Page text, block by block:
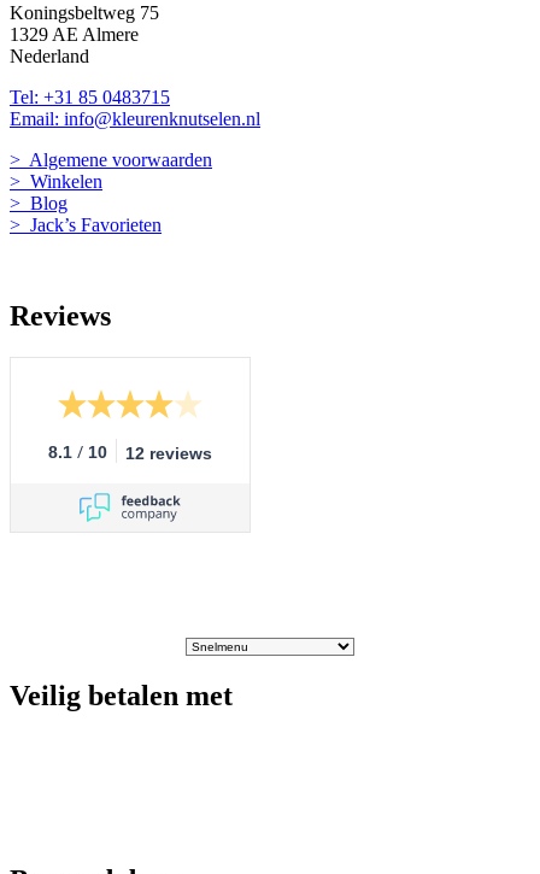
Koningsbeltweg 75
1329 AE Almere
Nederland
Tel: +31 85 0483715
Email: info@kleurenknutselen.nl
> Algemene voorwaarden
> Winkelen
> Blog
> Jack’s Favorieten
Reviews
8.1 / 10 12 reviews
Veilig betalen met